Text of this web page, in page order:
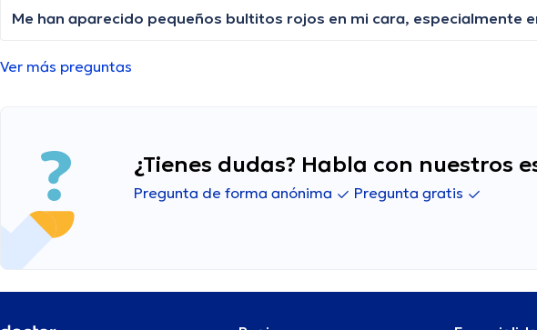
Ver más preguntas
¿Tienes dudas? Habla con nuestros
Pregunta de forma anónima Pregunta gratis